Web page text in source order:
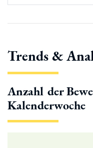
Trends &
Anzahl der
Kalenderwoche